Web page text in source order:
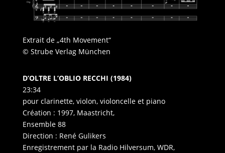
Extrait de „4th Movement“
© Strube Verlag München
D’OLTRE L’OBLIO RECCHI (1984)
23:34
pour clarinette, violon, violoncelle et piano
Création : 1997, Maastricht,
Ensemble 88
Direction : René Gulikers
Enregistrement par la Radio Hilversum, WDR,